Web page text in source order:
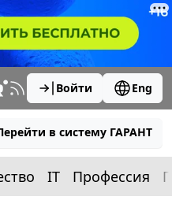
Войти Eng
в систему ГАРАНТ
IT Профессия